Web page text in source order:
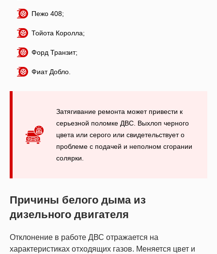
Пежо 408;
Тойота Королла;
Форд Транзит;
Фиат Добло.
Затягивание ремонта может привести к
серьезной поломке ДВС. Выхлоп черного
цвета или серого или свидетельствует о
проблеме с подачей и неполном сгорании
солярки.
Причины белого дыма из
дизельного двигателя
Отклонение в работе ДВС отражается на
характеристиках отходящих газов. Меняется цвет и